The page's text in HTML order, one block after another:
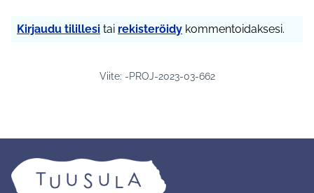
Kirjaudu tilillesi tai rekisteröidy kommentoidaksesi.
Viite: -PROJ-2023-03-662